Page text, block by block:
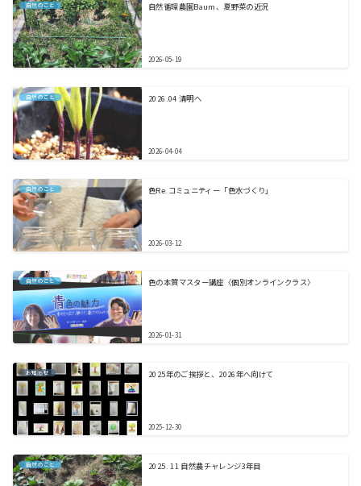
自然のこと 自然循環農園Baum、夏野菜の近況
2026-05-19
自然のこと 2026.04 清明へ
2026-04-04
自然のこと 色Re.コミュニティー「色水づくり」
2026-03-12
自然のこと 色の本質マスター講座〈個別オンラインクラス〉
2026-01-31
お知らせ 2025年のご挨拶と、2026年へ向けて
2025-12-30
自然のこと 2025. 11 自然農チャレンジ3年目